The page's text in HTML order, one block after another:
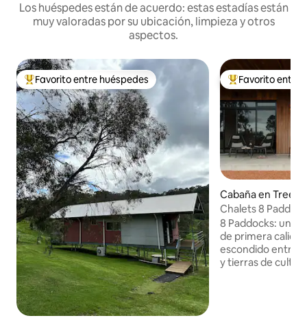
Los huéspedes están de acuerdo: estas estadías están
muy valoradas por su ubicación, limpieza y otros
aspectos.
Favorito entre huéspedes preferido
Favorito entre huéspedes Favorito entre
Favorito entre
Cabaña en
Chalets 8
8 Paddocks: un
de primera
escondido entre
y tierras de